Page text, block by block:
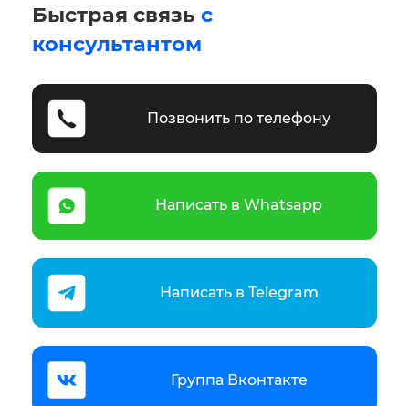
Быстрая связь с
консультантом
Позвонить по телефону
Написать в Whatsapp
Написать в Telegram
Группа Вконтакте